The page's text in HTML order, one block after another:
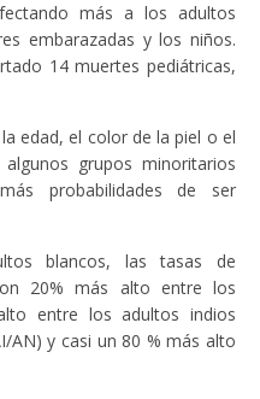
más a los adultos
embarazadas y los niños.
14 muertes pediátricas,
edad, el color de la piel o el
grupos minoritarios
probabilidades de ser
blancos, las tasas de
20% más alto entre los
entre los adultos indios
AN) y casi un 80 % más alto